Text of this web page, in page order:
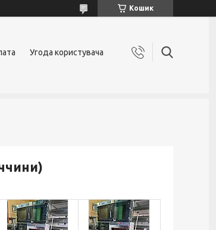
Кошик
Угода користувача